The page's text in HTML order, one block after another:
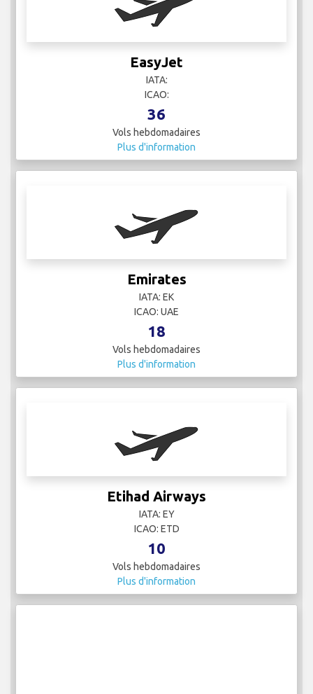
Emirates
IATA: EK
ICAO: UAE
Plus d'information
Etihad Airways
IATA: EY
ICAO: ETD
Plus d'information